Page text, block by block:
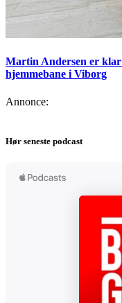
Martin Andersen er klar
hjemmebane i Viborg
Annonce:
Hør seneste podcast